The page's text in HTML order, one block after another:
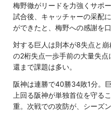
梅野徹がリードを力強くサポ
試合後、キャッチャーの采配
ができたと、梅野への感謝を口
対する巨人は則本が8失点と
の2桁失点一歩手前の大量失
還まで課題は多い。
阪神は連勝で40勝34敗1分。
上回る阪神が単独首位を守る
重。次戦での攻防が、シーズ